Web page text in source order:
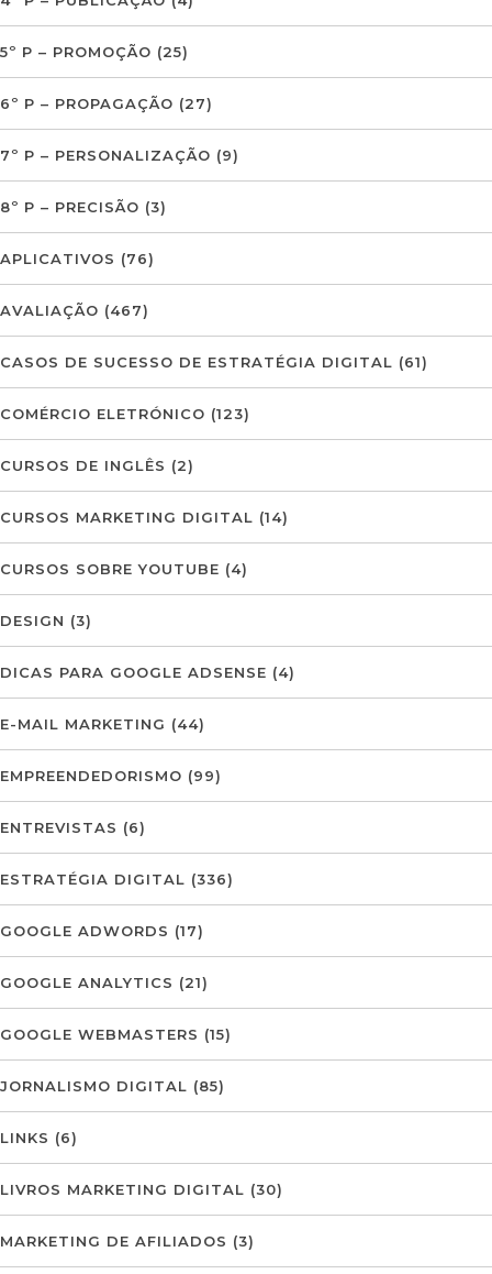
5º P – PROMOÇÃO (25)
6º P – PROPAGAÇÃO (27)
7º P – PERSONALIZAÇÃO (9)
8º P – PRECISÃO (3)
APLICATIVOS (76)
AVALIAÇÃO (467)
CASOS DE SUCESSO DE ESTRATÉGIA DIGITAL (61)
COMÉRCIO ELETRÓNICO (123)
CURSOS DE INGLÊS (2)
CURSOS MARKETING DIGITAL (14)
CURSOS SOBRE YOUTUBE (4)
DESIGN (3)
DICAS PARA GOOGLE ADSENSE (4)
E-MAIL MARKETING (44)
EMPREENDEDORISMO (99)
ENTREVISTAS (6)
ESTRATÉGIA DIGITAL (336)
GOOGLE ADWORDS (17)
GOOGLE ANALYTICS (21)
GOOGLE WEBMASTERS (15)
JORNALISMO DIGITAL (85)
LINKS (6)
LIVROS MARKETING DIGITAL (30)
MARKETING DE AFILIADOS (3)